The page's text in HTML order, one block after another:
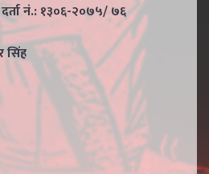
नं.: १३०६-२०७५/ ७६
सिंह